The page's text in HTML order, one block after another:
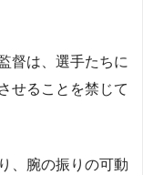
督は、選手たちに
せることを禁じて
、腕の振りの可動